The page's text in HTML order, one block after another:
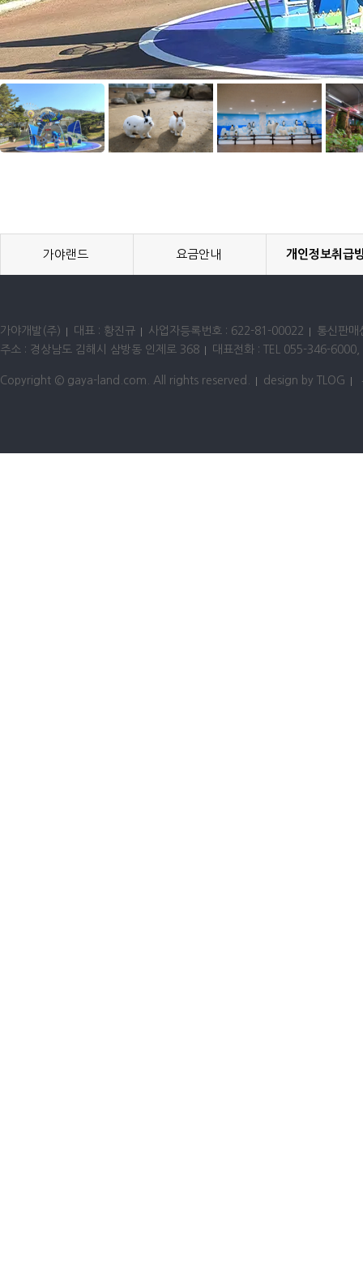
가야랜드 요금안내 개인정보취급
가야개발(주) 대표 : 황진규 사업자등록번호 : 622-81-00022
통신판
주소 : 경상남도 김해시 삼방동 인제로 368
대표전화 : TEL 055-346-
Copyright © gaya-land.com. All rights reserved. design by TLOG